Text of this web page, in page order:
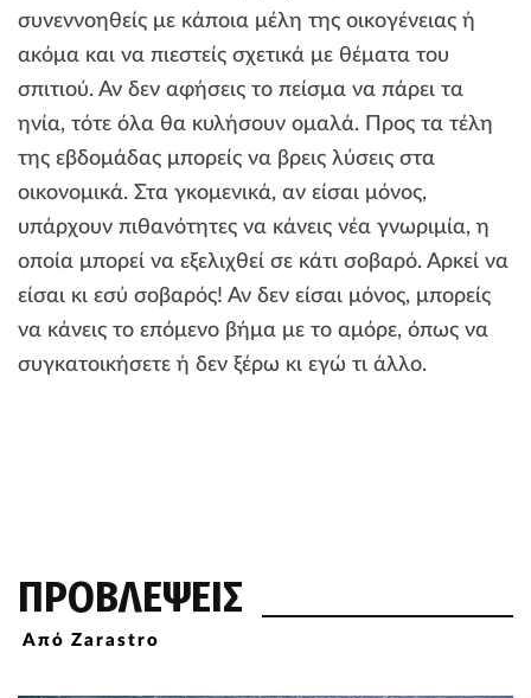
συνεννοηθείς με κάποια μέλη της οικογένειας ή
ακόμα και να πιεστείς σχετικά με θέματα του
σπιτιού. Αν δεν αφήσεις το πείσμα να πάρει τα
ηνία, τότε όλα θα κυλήσουν ομαλά. Προς τα τέλη
της εβδομάδας μπορείς να βρεις λύσεις στα
οικονομικά. Στα γκομενικά, αν είσαι μόνος,
υπάρχουν πιθανότητες να κάνεις νέα γνωριμία, η
οποία μπορεί να εξελιχθεί σε κάτι σοβαρό. Αρκεί να
είσαι κι εσύ σοβαρός! Αν δεν είσαι μόνος, μπορείς
να κάνεις το επόμενο βήμα με το αμόρε, όπως να
συγκατοικήσετε ή δεν ξέρω κι εγώ τι άλλο.
ΠΡΟΒΛΕΨΕΙΣ
Από Zarastro